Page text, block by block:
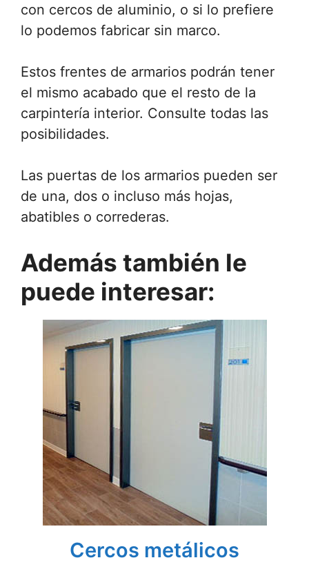
con cercos de aluminio, o si lo prefiere
lo podemos fabricar sin marco.
Estos frentes de armarios podrán tener
el mismo acabado que el resto de la
carpintería interior. Consulte todas las
posibilidades.
Las puertas de los armarios pueden ser
de una, dos o incluso más hojas,
abatibles o correderas.
Además también le
puede interesar:
Cercos metálicos